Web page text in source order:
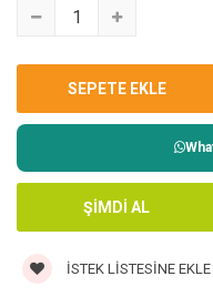
İSTEK LISTESINE EKLE